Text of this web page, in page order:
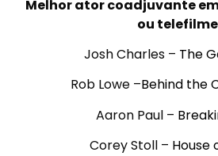
Melhor ator coadjuvante
ou telefilme
Josh Charles – The
Rob Lowe –Behind the
Aaron Paul –
Corey Stoll – House